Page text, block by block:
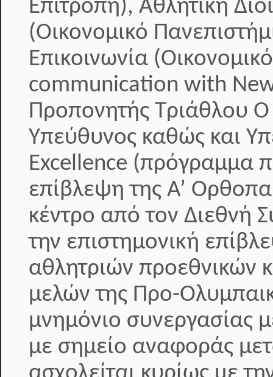
Επιτροπή), Αθλητική
(Οικονομικό
Επικοινωνία
communication with
Προπονητής Τριάθλου Ο
Υπεύθυνος καθώς και
Excellence (πρόγραμμα
επίβλεψη της Α’
κέντρο από τον Διεθνή
την επιστημονική
αθλητριών προεθνικών
μελών της Προ-
μνημόνιο συνεργασίας
με σημείο αναφοράς